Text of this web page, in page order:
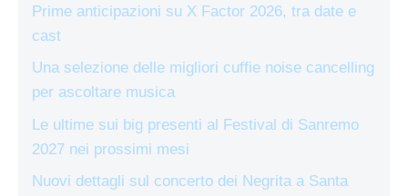
Prime anticipazioni su X Factor 2026, tra date e
cast
Una selezione delle migliori cuffie noise cancelling
per ascoltare musica
Le ultime sui big presenti al Festival di Sanremo
2027 nei prossimi mesi
Nuovi dettagli sul concerto dei Negrita a Santa